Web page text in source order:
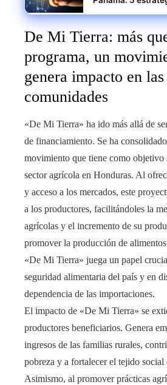
De Mi Tierra: más
programa, un
genera impacto en las
comunidades
«De Mi Tierra» ha ido más allá de
de financiamiento. Se ha
movimiento que tiene como objetivo
sector agrícola en Honduras. Al
y acceso a los mercados, este
a los productores, facilitándoles la
agrícolas y el incremento de su
promover la producción de
«De Mi Tierra» juega un papel
seguridad alimentaria del país y en
dependencia de las importaciones.
El impacto de «De Mi Tierra» se
productores beneficiarios. Genera
ingresos de las familias rurales,
pobreza y a fortalecer el tejido social
Asimismo, al promover prácticas